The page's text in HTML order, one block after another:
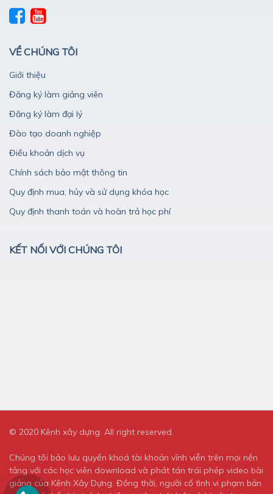
VỀ CHÚNG TÔI
Giới thiệu
Đăng ký làm giảng viên
Đăng ký làm đại lý
Đào tạo doanh nghiệp
Điều khoản dịch vụ
Chính sách bảo mật thông tin
Quy định mua, hủy và sử dụng khóa học
Quy định thanh toán và hoàn trả học phí
KẾT NỐI VỚI CHÚNG TÔI
© 2020 Kênh xây dựng. All right reserved.
Chúng tôi bảo lưu quyền khoá tài khoản vĩnh viễn trên mọi nền
tảng với các học viên download và phát tán trái phép video bài
giảng của Kênh Xây Dựng. Đồng thời, người cố tình vi phạm bản